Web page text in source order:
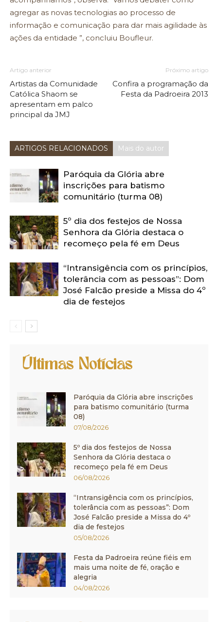
agregar as novas tecnologias ao processo de
informação e comunicação para dar mais agilidade às
ações da entidade ”, concluiu Boufleur.
Artigo anterior
Artistas da Comunidade
Católica Shaom se
apresentam em palco
principal da JMJ
Próximo artigo
Confira a programação da
Festa da Padroeira 2013
ARTIGOS RELACIONADOS Mais do autor
Paróquia da Glória abre
inscrições para batismo
comunitário (turma 08)
5º dia dos festejos de Nossa
Senhora da Glória destaca o
recomeço pela fé em Deus
“Intransigência com os princípios,
tolerância com as pessoas”: Dom
José Falcão preside a Missa do 4º
dia de festejos
Últimas Notícias
Paróquia da Glória abre inscrições
para batismo comunitário (turma
08)
07/08/2026
5º dia dos festejos de Nossa
Senhora da Glória destaca o
recomeço pela fé em Deus
06/08/2026
“Intransigência com os princípios,
tolerância com as pessoas”: Dom
José Falcão preside a Missa do 4º
dia de festejos
05/08/2026
Festa da Padroeira reúne fiéis em
mais uma noite de fé, oração e
alegria
04/08/2026